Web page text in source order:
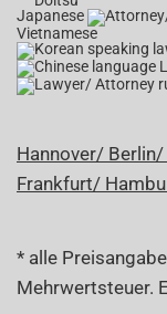
Japanese
Vietnamese
Hannover/ Berlin/
Frankfurt/
* alle
Mehrwertsteuer.